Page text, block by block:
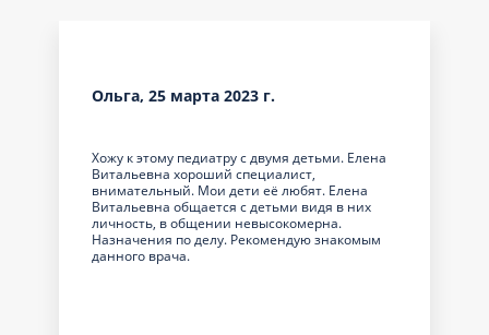
Ольга, 25 марта 2023 г.
Хожу к этому педиатру с двумя детьми. Елена
Витальевна хороший специалист,
внимательный. Мои дети её любят. Елена
Витальевна общается с детьми видя в них
личность, в общении невысокомерна.
Назначения по делу. Рекомендую знакомым
данного врача.